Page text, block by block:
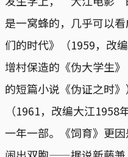
是一窝蜂的，几乎可以
们的时代》（1959，改
增村保造的《伪大学生
的短篇小说《伪证之时
（1961，改编大江
一年一部。《饲育》更